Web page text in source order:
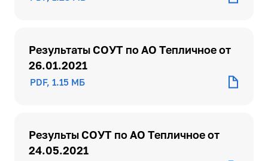
Результаты СОУТ по АО Тепличное от
26.01.2021
PDF, 1.15 МБ
Результы СОУТ по АО Тепличное от
24.05.2021